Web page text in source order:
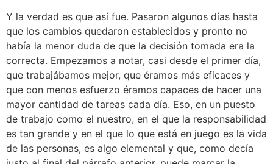
Y la verdad es que así fue. Pasaron algunos días hasta
que los cambios quedaron establecidos y pronto no
había la menor duda de que la decisión tomada era la
correcta. Empezamos a notar, casi desde el primer día,
que trabajábamos mejor, que éramos más eficaces y
que con menos esfuerzo éramos capaces de hacer una
mayor cantidad de tareas cada día. Eso, en un puesto
de trabajo como el nuestro, en el que la responsabilidad
es tan grande y en el que lo que está en juego es la vida
de las personas, es algo elemental y que, como decía